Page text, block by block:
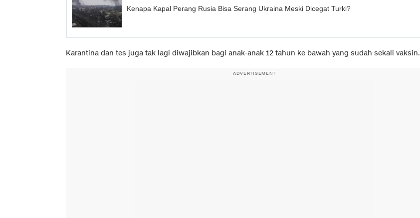
Kenapa Kapal Perang Rusia Bisa Serang Ukraina Meski Dicegat Turki?
Karantina dan tes juga tak lagi diwajibkan bagi anak-anak 12 tahun ke bawah yang sudah sekali vaksin.
ADVERTISEMENT